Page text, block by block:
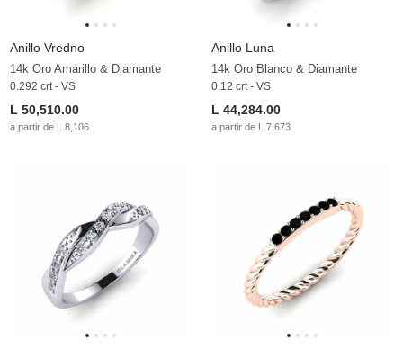
Anillo Vredno
14k Oro Amarillo & Diamante
0.292 crt - VS
L 50,510.00
a partir de L 8,106
Anillo Luna
14k Oro Blanco & Diamante
0.12 crt - VS
L 44,284.00
a partir de L 7,673